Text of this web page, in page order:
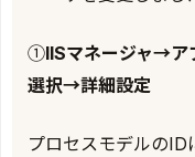
①IISマネージャ→ア
選択→詳細設定
プロセスモデルのID